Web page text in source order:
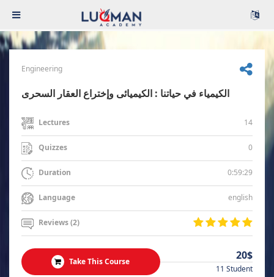
Engineering
الكيمياء في حياتنا : الكيميائى وإختراع العقار السحرى
Lectures 14
Quizzes 0
Duration 0:59:29
Language english
Reviews (2)
Take This Course 20$
11 Student